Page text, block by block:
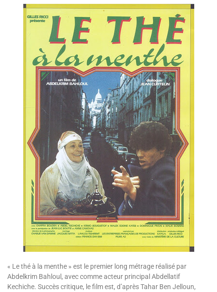
« Le thé à la menthe » est le premier long métrage réalisé par
Abdelkrim Bahloul, avec comme acteur principal Abdellatif
Kechiche. Succès critique, le film est, d’après Tahar Ben Jelloun,